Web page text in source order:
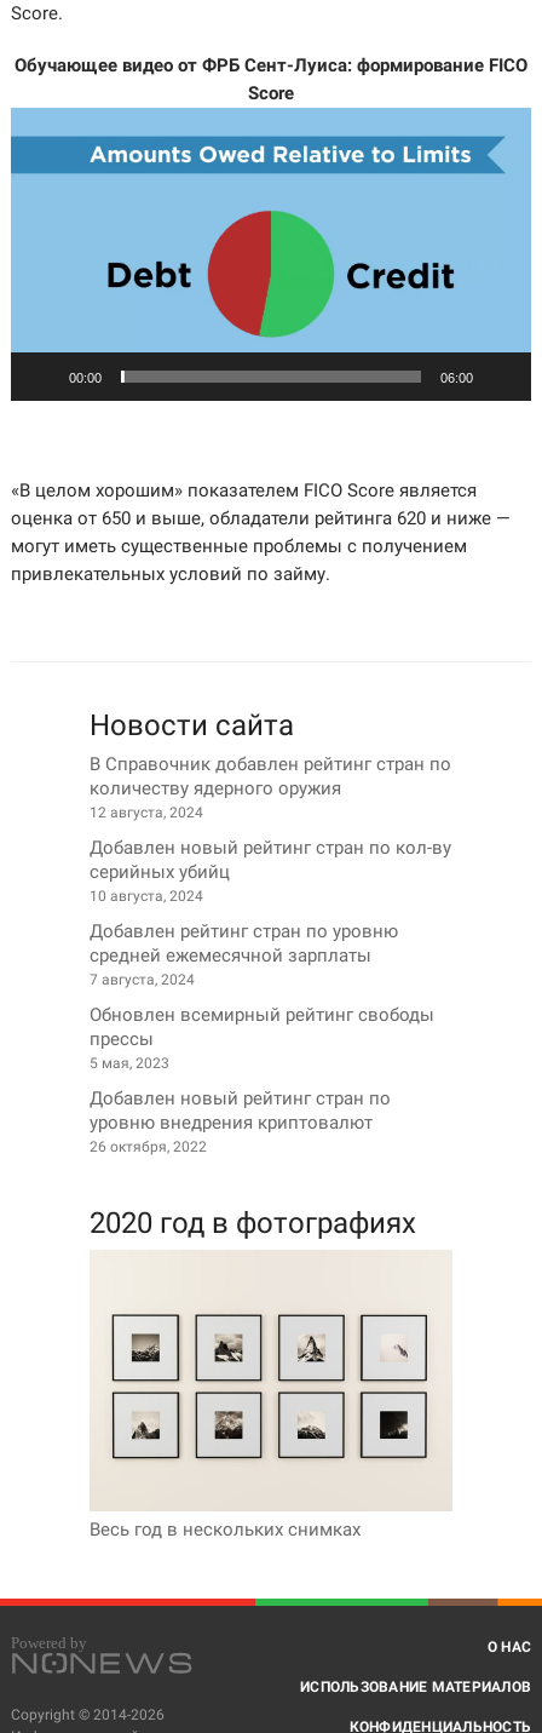
Score.
Обучающее видео от ФРБ Сент-Луиса: формирование FICO
Score
00:00 06:00
«В целом хорошим» показателем FICO Score является
оценка от 650 и выше, обладатели рейтинга 620 и ниже —
могут иметь существенные проблемы с получением
привлекательных условий по займу.
Новости сайта
В Справочник добавлен рейтинг стран по
количеству ядерного оружия
12 августа, 2024
Добавлен новый рейтинг стран по кол-ву
серийных убийц
10 августа, 2024
Добавлен рейтинг стран по уровню
средней ежемесячной зарплаты
7 августа, 2024
Обновлен всемирный рейтинг свободы
прессы
5 мая, 2023
Добавлен новый рейтинг стран по
уровню внедрения криптовалют
26 октября, 2022
2020 год в фотографиях
Весь год в нескольких снимках
Copyright © 2014-2026
О НАС
ИСПОЛЬЗОВАНИЕ МАТЕРИАЛОВ
КОНФИДЕНЦИАЛЬНОСТЬ